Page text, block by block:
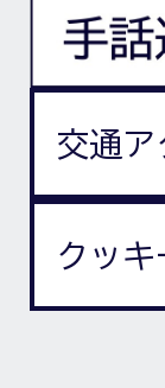
交通ア
クッキ